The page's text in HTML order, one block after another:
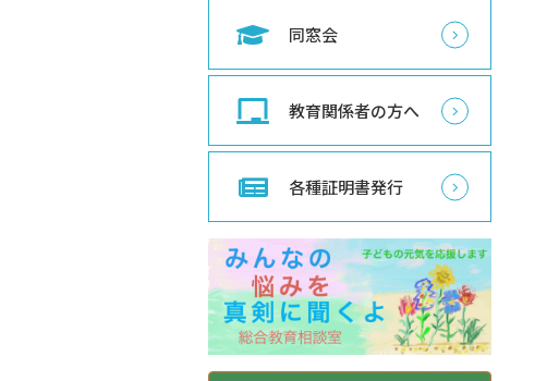
同窓会
教育関係者の方へ
各種証明書発行